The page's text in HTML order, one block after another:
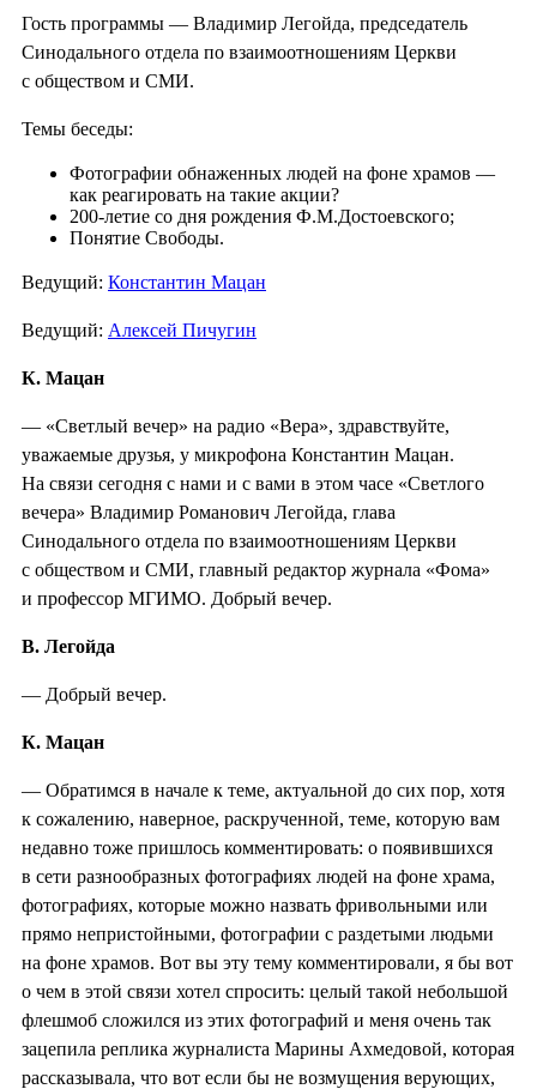
Гость программы — Владимир Легойда, председатель
Синодального отдела по взаимоотношениям Церкви
с обществом и СМИ.
Темы беседы:
Фотографии обнаженных людей на фоне храмов —
как реагировать на такие акции?
200-летие со дня рождения Ф.М.Достоевского;
Понятие Свободы.
Ведущий: Константин Мацан
Ведущий: Алексей Пичугин
К. Мацан
— «Светлый вечер» на радио «Вера», здравствуйте,
уважаемые друзья, у микрофона Константин Мацан.
На связи сегодня с нами и с вами в этом часе «Светлого
вечера» Владимир Романович Легойда, глава
Синодального отдела по взаимоотношениям Церкви
с обществом и СМИ, главный редактор журнала «Фома»
и профессор МГИМО. Добрый вечер.
В. Легойда
— Добрый вечер.
К. Мацан
— Обратимся в начале к теме, актуальной до сих пор, хотя
к сожалению, наверное, раскрученной, теме, которую вам
недавно тоже пришлось комментировать: о появившихся
в сети разнообразных фотографиях людей на фоне храма,
фотографиях, которые можно назвать фривольными или
прямо непристойными, фотографии с раздетыми людьми
на фоне храмов. Вот вы эту тему комментировали, я бы вот
о чем в этой связи хотел спросить: целый такой небольшой
флешмоб сложился из этих фотографий и меня очень так
зацепила реплика журналиста Марины Ахмедовой, которая
рассказывала, что вот если бы не возмущения верующих,